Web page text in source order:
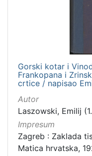
Gorski kotar i
Frankopana i
crtice / napisao
Autor
Laszowski, Emilij
Impresum
Zagreb : Zaklada
Matica hrvatska,